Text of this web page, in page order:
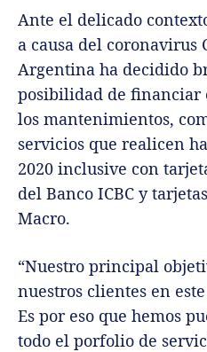
Ante el delicado
a causa del coronavirus
Argentina ha decidido
posibilidad de financiar
los mantenimientos,
servicios que realicen
2020 inclusive con
del Banco ICBC y
Macro.
“Nuestro principal
nuestros clientes en
Es por eso que hemos
todo el porfolio de